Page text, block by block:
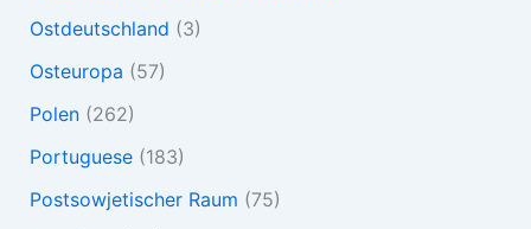
Ostdeutschland (3)
Osteuropa (57)
Polen(262)
Portuguese(183)
Postsowjetischer Raum (75)